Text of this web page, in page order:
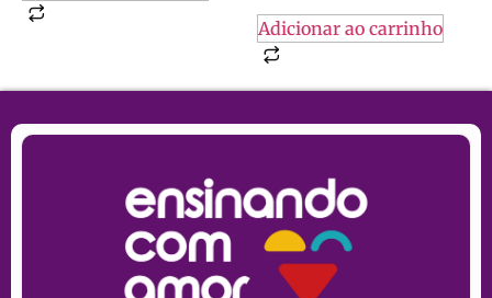
Adicionar ao carrinho